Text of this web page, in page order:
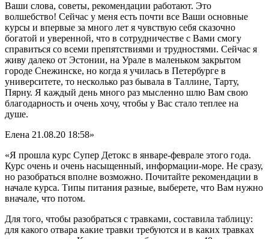
Ваши слова, советы, рекомендации работают. Это
волшебство! Сейчас у меня есть почти все Ваши основные
курсы и впервые за много лет я чувствую себя сказочно
богатой и уверенной, что в сотрудничестве с Вами смогу
справиться со всеми препятствиями и трудностями. Сейчас я
живу далеко от Эстонии, на Урале в маленьком закрытом
городе Снежинске, но когда я училась в Петербурге в
университете, то несколько раз бывала в Таллине, Тарту,
Пярну. Я каждый день много раз мысленно шлю Вам свою
благодарность и очень хочу, чтобы у Вас стало теплее на
душе.
Елена 21.08.20 18:58»
«Я прошла курс Супер Детокс в январе-феврале этого года.
Курс очень и очень насыщенный, информации-море. Не сразу,
но разобраться вполне возможно. Почитайте рекомендации в
начале курса. Типы питания разные, выберете, что Вам нужно
вначале, что потом.
Для того, чтобы разобраться с травками, составила таблицу:
для какого отвара какие травки требуются и в каких травках